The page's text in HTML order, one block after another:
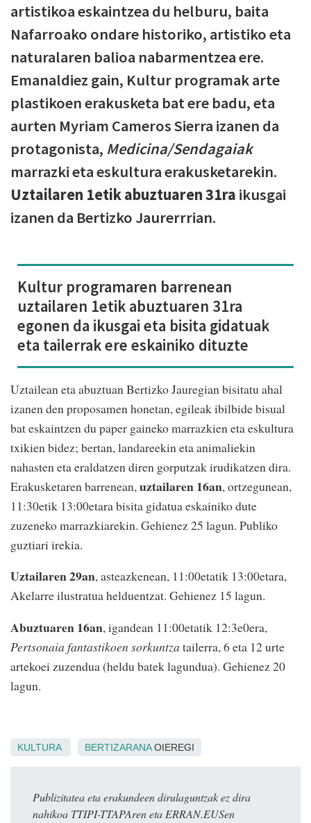
artistikoa eskaintzea du helburu, baita
Nafarroako ondare historiko, artistiko eta
naturalaren balioa nabarmentzea ere.
Emanaldiez gain, Kultur programak arte
plastikoen erakusketa bat ere badu, eta
aurten Myriam Cameros Sierra izanen da
protagonista, Medicina/Sendagaiak
marrazki eta eskultura erakusketarekin.
Uztailaren 1etik abuztuaren 31ra ikusgai
izanen da Bertizko Jaurerrrian.
Kultur programaren barrenean
uztailaren 1etik abuztuaren 31ra
egonen da ikusgai eta bisita gidatuak
eta tailerrak ere eskainiko dituzte
Uztailean eta abuztuan Bertizko Jauregian bisitatu ahal
izanen den proposamen honetan, egileak ibilbide bisual
bat eskaintzen du paper gaineko marrazkien eta eskultura
txikien bidez; bertan, landareekin eta animaliekin
nahasten eta eraldatzen diren gorputzak irudikatzen dira.
Erakusketaren barrenean, uztailaren 16an, ortzegunean,
11:30etik 13:00etara bisita gidatua eskainiko dute
zuzeneko marrazkiarekin. Gehienez 25 lagun. Publiko
guztiari irekia.
Uztailaren 29an, asteazkenean, 11:00etatik 13:00etara,
Akelarre ilustratua helduentzat. Gehienez 15 lagun.
Abuztuaren 16an, igandean 11:00etatik 12:3e0era,
Pertsonaia fantastikoen sorkuntza tailerra, 6 eta 12 urte
artekoei zuzendua (heldu batek lagundua). Gehienez 20
lagun.
KULTURA BERTIZARANAOIEREGI
Publizitatea eta erakundeen dirulaguntzak ez dira
nahikoa TTIPI-TTAPAren eta ERRAN.EUSen